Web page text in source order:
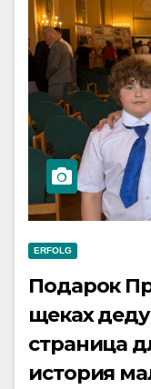
ERFOLG
Подарок
щеках
страница
история